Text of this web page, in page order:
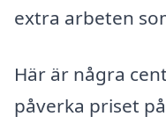
extra arbeten
Här är några
påverka priset